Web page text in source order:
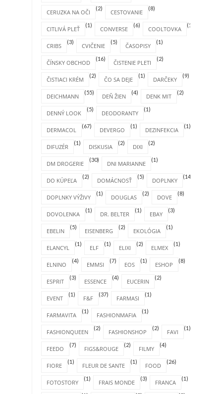
CERUZKA NA OČI
(2)
CESTOVANIE
(8)
CITLIVÁ PLEŤ
(1)
CONVERSE
(6)
COOLTOVKA
(1)
CRIBS
(3)
CVIČENIE
(5)
ČASOPISY
(1)
ČÍNSKY OBCHOD
(16)
ČISTENIE PLETI
(2)
ČISTIACI KRÉM
(2)
ČO SA DEJE
(1)
DARČEKY
(9)
DEICHMANN
(55)
DEŇ ŽIEN
(4)
DENK MIT
(2)
DENNÝ LOOK
(5)
DEODORANTY
(1)
DERMACOL
(67)
DEVERGO
(1)
DEZINFEKCIA
(1)
DIFUZÉR
(1)
DISKUSIA
(2)
DIXI
(2)
DM DROGERIE
(30)
DNI MARIANNE
(1)
DO KÚPEĽA
(2)
DOMÁCNOSŤ
(5)
DOPLNKY
(14)
DOPLNKY VÝŽIVY
(1)
DOUGLAS
(2)
DOVE
(8)
DOVOLENKA
(1)
DR. BELTER
(1)
EBAY
(3)
EBELIN
(5)
EISENBERG
(2)
EKOLÓGIA
(1)
ELANCYL
(1)
ELF
(1)
ELIXI
(2)
ELMEX
(1)
ELNINO
(4)
EMMSI
(7)
EOS
(1)
ESHOP
(8)
ESPRIT
(3)
ESSENCE
(4)
EUCERIN
(2)
EVENT
(1)
F&F
(37)
FARMASI
(1)
FARMAVITA
(1)
FASHIONMAFIA
(1)
FASHIONQUEEN
(2)
FASHIONSHOP
(2)
FAVI
(1)
FEEDO
(7)
FIGS&ROUGE
(2)
FILMY
(4)
FIORE
(1)
FLEUR DE SANTE
(1)
FOOD
(26)
FOTOSTORY
(1)
FRAIS MONDE
(3)
FRANCA
(1)